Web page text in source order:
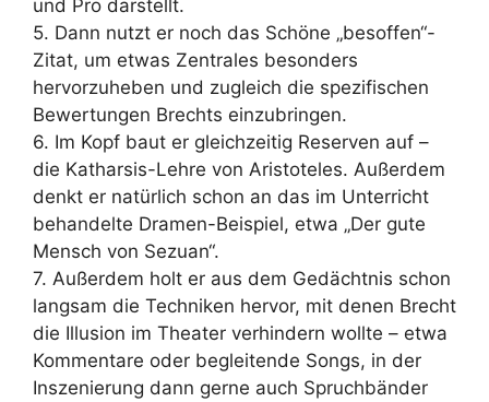
und Pro darstellt.
5. Dann nutzt er noch das Schöne „besoffen“-
Zitat, um etwas Zentrales besonders
hervorzuheben und zugleich die spezifischen
Bewertungen Brechts einzubringen.
6. Im Kopf baut er gleichzeitig Reserven auf –
die Katharsis-Lehre von Aristoteles. Außerdem
denkt er natürlich schon an das im Unterricht
behandelte Dramen-Beispiel, etwa „Der gute
Mensch von Sezuan“.
7. Außerdem holt er aus dem Gedächtnis schon
langsam die Techniken hervor, mit denen Brecht
die Illusion im Theater verhindern wollte – etwa
Kommentare oder begleitende Songs, in der
Inszenierung dann gerne auch Spruchbänder